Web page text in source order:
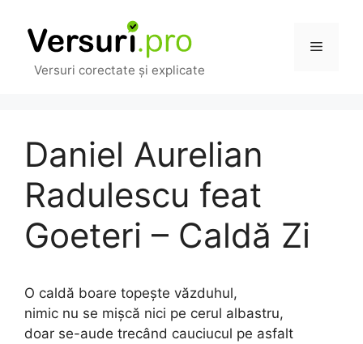
conținut
Versuri corectate și explicate
Meniu
Daniel Aurelian
Radulescu feat
Goeteri – Caldă Zi
O caldă boare topește văzduhul,
nimic nu se mișcă nici pe cerul albastru,
doar se-aude trecând cauciucul pe asfalt